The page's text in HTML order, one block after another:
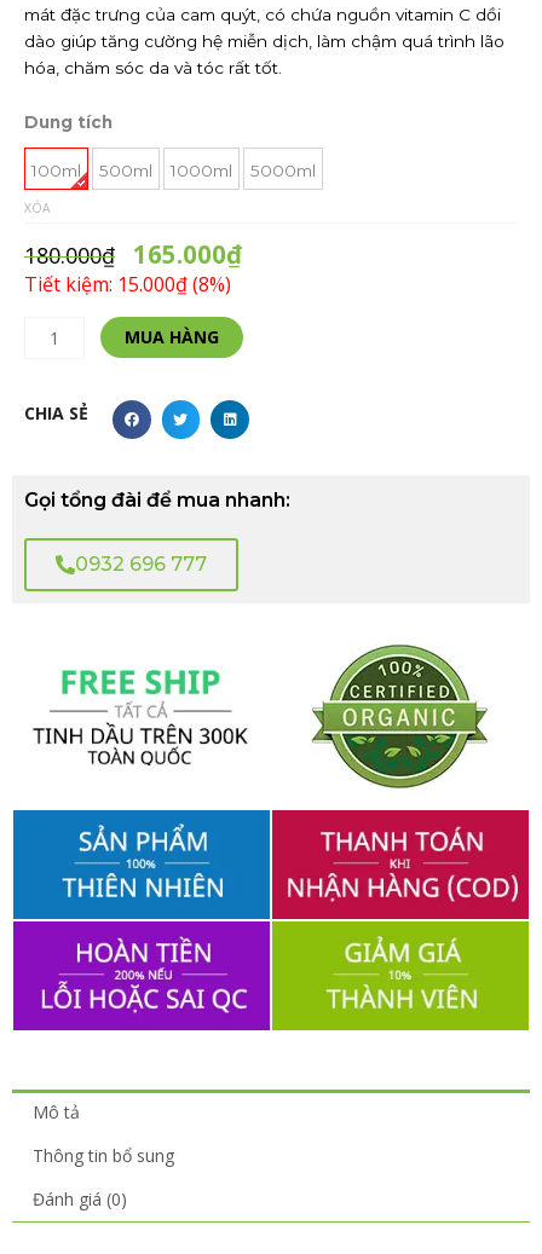
mát đặc trưng của cam quýt, có chứa nguồn vitamin C dồi
dào giúp tăng cường hệ miễn dịch, làm chậm quá trình lão
hóa, chăm sóc da và tóc rất tốt.
Dung tích
100ml 500ml 1000ml 5000ml
XÓA
180.000₫ 165.000₫
Tiết kiệm: 15.000₫ (8%)
Tinh
Dầu
Cam
-
Giá
Sỉ
lượng
MUA HÀNG
CHIA SẺ
Gọi tổng đài để mua nhanh:
0932 696 777
Mô tả
Thông tin bổ sung
Đánh giá (0)